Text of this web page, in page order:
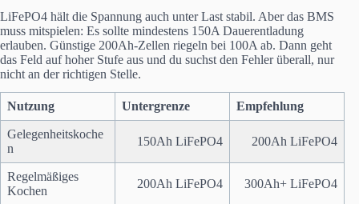
LiFePO4 hält die Spannung auch unter Last stabil. Aber das BMS
muss mitspielen: Es sollte mindestens 150A Dauerentladung
erlauben. Günstige 200Ah-Zellen riegeln bei 100A ab. Dann geht
das Feld auf hoher Stufe aus und du suchst den Fehler überall, nur
nicht an der richtigen Stelle.
Nutzung Untergrenze Empfehlung
Gelegenheitskoche
n
150Ah LiFePO4 200Ah LiFePO4
Regelmäßiges
Kochen
200Ah LiFePO4 300Ah+ LiFePO4